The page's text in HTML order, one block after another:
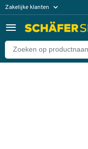
Zakelijke klanten
Particuliere klanten
Terug